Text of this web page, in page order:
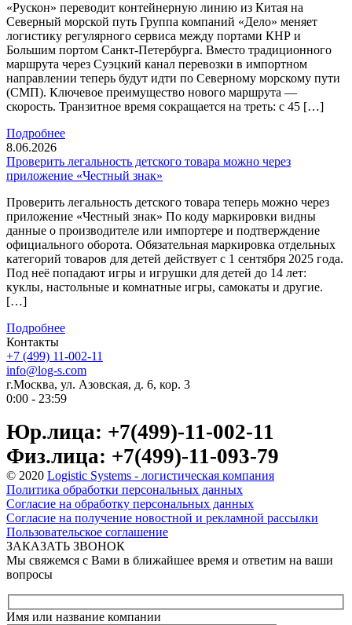
«Рускон» переводит контейнерную линию из Китая на
Северный морской путь Группа компаний «Дело» меняет
логистику регулярного сервиса между портами КНР и
Большим портом Санкт-Петербурга. Вместо традиционного
маршрута через Суэцкий канал перевозки в импортном
направлении теперь будут идти по Северному морскому пути
(СМП). Ключевое преимущество нового маршрута —
скорость. Транзитное время сокращается на треть: с 45 […]
Подробнее
8.06.2026
Проверить легальность детского товара можно через
приложение «Честный знак»
Проверить легальность детского товара теперь можно через
приложение «Честный знак» По коду маркировки видны
данные о производителе или импортере и подтверждение
официального оборота. Обязательная маркировка отдельных
категорий товаров для детей действует с 1 сентября 2025 года.
Под неё попадают игры и игрушки для детей до 14 лет:
куклы, настольные и комнатные игры, самокаты и другие.
[…]
Подробнее
Контакты
+7 (499) 11-002-11
info@log-s.com
г.Москва, ул. Азовская, д. 6, кор. 3
0:00 - 23:59
Юр.лица: +7(499)-11-002-11
Физ.лица: +7(499)-11-093-79
© 2020 Logistic Systems - логистическая компания
Политика обработки персональных данных
Согласие на обработку персональных данных
Согласие на получение новостной и рекламной рассылки
Пользовательское соглашение
ЗАКАЗАТЬ ЗВОНОК
Мы свяжемся с Вами в ближайшее время и ответим на ваши
вопросы
Имя или название компании